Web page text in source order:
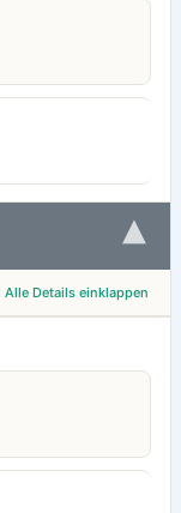
▾
Alle Details einklappen